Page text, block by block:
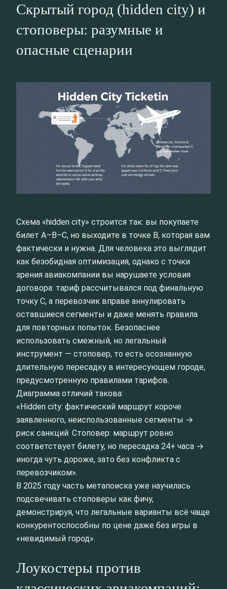
Скрытый город (hidden city) и
стоповеры: разумные и
опасные сценарии
Схема «hidden city» строится так: вы покупаете
билет A–B–C, но выходите в точке B, которая вам
фактически и нужна. Для человека это выглядит
как безобидная оптимизация, однако с точки
зрения авиакомпании вы нарушаете условия
договора: тариф рассчитывался под финальную
точку C, а перевозчик вправе аннулировать
оставшиеся сегменты и даже менять правила
для повторных попыток. Безопаснее
использовать смежный, но легальный
инструмент — стоповер, то есть осознанную
длительную пересадку в интересующем городе,
предусмотренную правилами тарифов.
Диаграмма отличий такова:
«Hidden city: фактический маршрут короче
заявленного, неиспользованные сегменты →
риск санкций. Стоповер: маршрут ровно
соответствует билету, но пересадка 24+ часа →
иногда чуть дороже, зато без конфликта с
перевозчиком».
В 2025 году часть метапоиска уже научилась
подсвечивать стоповеры как фичу,
демонстрируя, что легальные варианты всё чаще
конкурентоспособны по цене даже без игры в
«невидимый город».
Лоукостеры против